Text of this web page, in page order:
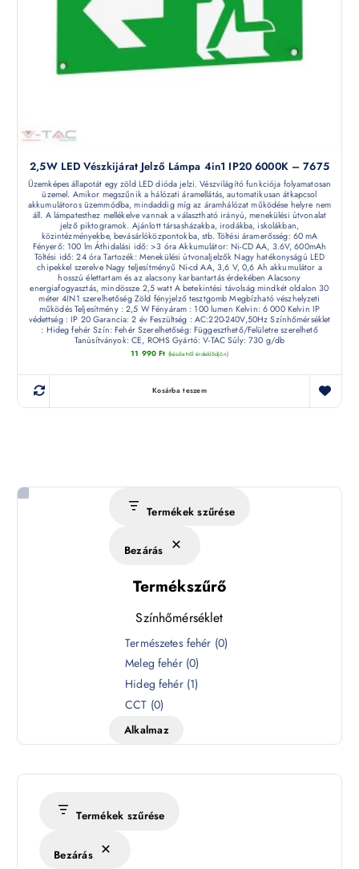
2,5W LED Vészkijárat Jelző Lámpa 4in1 IP20 6000K – 7675
Üzemképes állapotát egy zöld LED dióda jelzi. Vészvilágító funkciója folyamatosan
üzemel. Amikor megszűnik a hálózati áramellátás, automatikusan átkapcsol
akkumulátoros üzemmódba, mindaddig míg az áramhálózat működése helyre nem
áll. A lámpatesthez mellékelve vannak a választható irányú, menekülési útvonalat
jelző piktogramok. Ajánlott társasházakba, irodákba, iskolákban,
közintézményekbe, bevásárlóközpontokba, stb. Töltési áramerősség: 60 mA
Fényerő: 100 lm Áthidalási idő: >3 óra Akkumulátor: Ni-CD AA, 3.6V, 600mAh
Töltési idő: 24 óra Tartozék: Menekülési útvonaljelzők Nagy hatékonyságú LED
chipekkel szerelve Nagy teljesítményű Ni-cd AA, 3,6 V, 0,6 Ah akkumulátor a
hosszú élettartam és az alacsony karbantartás érdekében Alacsony
energiafogyasztás, mindössze 2,5 watt A betekintési távolság mindkét oldalon 30
méter 4IN1 szerelhetőség Zöld fényjelző tesztgomb Megbízható vészhelyzeti
működés Teljesítmény : 2,5 W Fényáram : 100 lumen Kelvin: 6 000 Kelvin IP
védettség : IP 20 Garancia: 2 év Feszültség : AC:220-240V,50Hz Színhőmérséklet
: Hideg fehér Szín: Fehér Szerelhetőség: Függeszthető/Felületre szerelhető
Tanúsítványok: CE, ROHS Gyártó: V-TAC Súly: 730 g/db
11 990Ft (készletről érdeklődjön)
Kosárba teszem
Termékek szűrése
Bezárás
Termékszűrő
Színhőmérséklet
é
s
k
Természetes fehér (0)
Meleg fehér (0)
Hideg fehér (1)
CCT (0)
Alkalmaz
Termékek szűrése
Bezárás